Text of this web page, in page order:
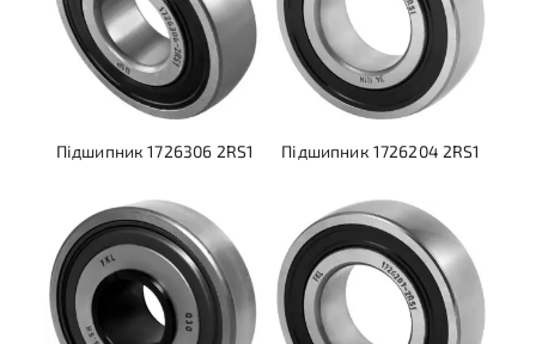
Підшипник 1726306 2RS1 Підшипник 1726204 2RS1